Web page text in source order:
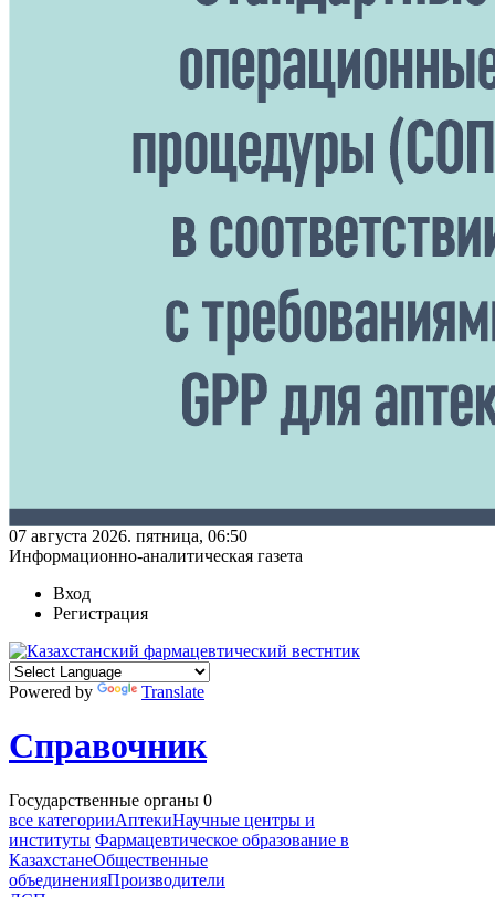
07 августа 2026. пятница, 06:50
Информационно-аналитическая газета
Вход
Регистрация
Powered by Translate
Справочник
Государственные органы 0
все категорииАптекиНаучные центры и
институты Фармацевтическое образование в
КазахстанеОбщественные
объединенияПроизводители